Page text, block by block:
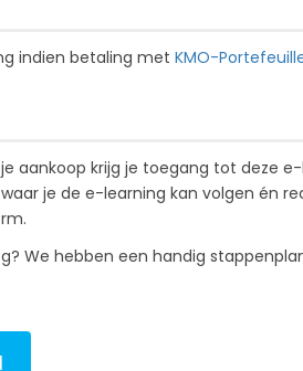
indien betaling met KMO-
aankoop krijg je toegang tot deze
je de e-learning kan volgen én
We hebben een handig